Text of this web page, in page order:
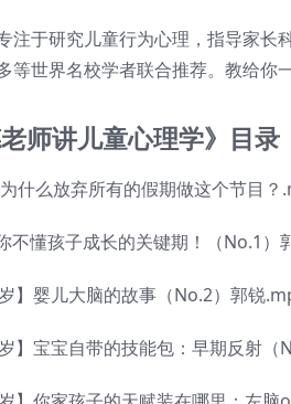
注于研究儿童行为心理，指导家长
等世界名校学者联合推荐。教给你
老师讲儿童心理学》目录
什么放弃所有的假期做这个节目？
不懂孩子成长的关键期！（No.1）
】婴儿大脑的故事（No.2）郭锐
】宝宝自带的技能包：早期反射（